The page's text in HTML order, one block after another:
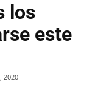
los
este
2020